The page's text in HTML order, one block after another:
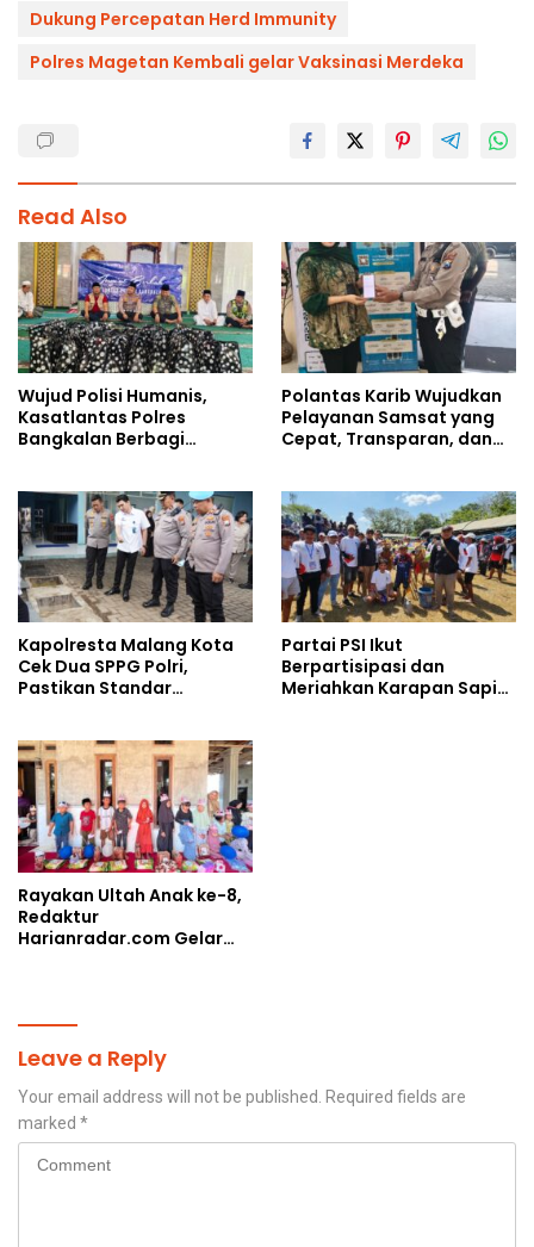
Dukung Percepatan Herd Immunity
Polres Magetan Kembali gelar Vaksinasi Merdeka
Read Also
Wujud Polisi Humanis,
Kasatlantas Polres
Bangkalan Berbagi
Ahmad Ibrahim
Polantas Karib Wujudkan
Pelayanan Samsat yang
Cepat, Transparan, dan
Kapolresta Malang Kota
Cek Dua SPPG Polri,
Pastikan Standar
Berjalan Optimal
Partai PSI Ikut
Berpartisipasi dan
Meriahkan Karapan Sapi
Rayakan Ultah Anak ke-8,
Redaktur
Harianradar.com Gelar
Leave a Reply
Your email address will not be published.
Required fields are
marked *